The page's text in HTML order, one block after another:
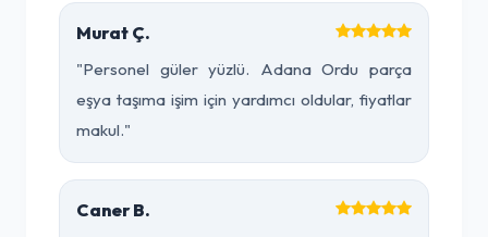
Murat Ç.
"Personel güler yüzlü. Adana Ordu parça
eşya taşıma işim için yardımcı oldular, fiyatlar
makul."
Caner B.